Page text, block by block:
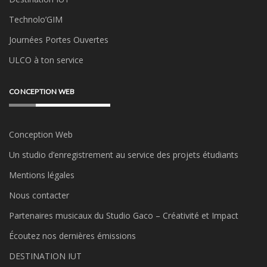
Technolo’GIM
Journées Portes Ouvertes
ULCO à ton service
CONCEPTION WEB
Conception Web
Un studio d’enregistrement au service des projets étudiants
Mentions légales
Nous contacter
Partenaires musicaux du Studio Gaco – Créativité et Impact
Écoutez nos dernières émissions
DESTINATION IUT